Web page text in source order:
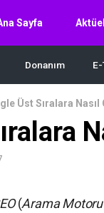
Sayfa Aktüel
Donanım
Üst Sıralara Nasıl
(Arama